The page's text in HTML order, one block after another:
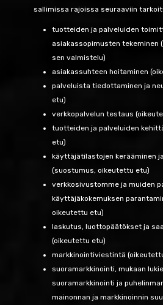
sallimissa rajoissa seuraaviin
tuotteiden ja palveluiden
asiakassopimusten tekeminen
sen valmistelu)
asiakassuhteen hoitaminen
palveluista tiedottaminen ja
etu)
verkkopalvelun testaus
tuotteiden ja palveluiden
etu)
käyttäjätilastojen kerääminen
(suostumus, oikeutettu etu)
verkkosivustomme ja muiden
käyttäjäkokemuksen
oikeutettu etu)
laskutus, luottopäätökset ja
(oikeutettu etu)
markkinointiviestintä
suoramarkkinointi, mukaan
suoramarkkinointi ja
mainonnan ja markkinoinnin